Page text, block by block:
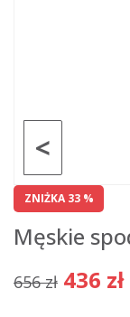
<
ZNIŻKA 33 %
Męskie
656 zł 436 zł